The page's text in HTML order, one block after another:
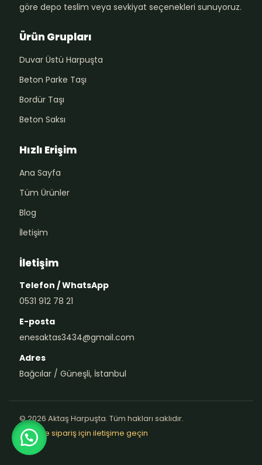
göre depo teslim veya sevkiyat seçenekleri sunuyoruz.
Ürün Grupları
Duvar Üstü Harpuşta
Beton Parke Taşı
Bordür Taşı
Beton Saksı
Hızlı Erişim
Ana Sayfa
Tüm Ürünler
Blog
İletişim
İletişim
Telefon / WhatsApp
0531 912 78 21
E-posta
enesaktas3434@gmail.com
Adres
Bağcılar / Güneşli, İstanbul
© 2026 Aktaş Harpuşta. Tüm hakları saklıdır.
Teklif ve sipariş için iletişime geçin